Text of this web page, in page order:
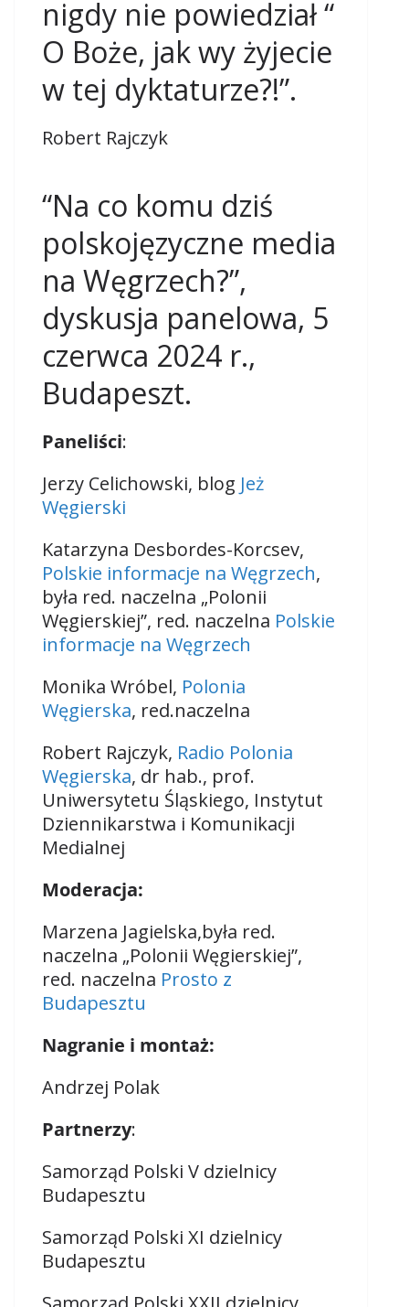
nigdy nie powiedział “
O Boże, jak wy żyjecie
w tej dyktaturze?!”.
Robert Rajczyk
“Na co komu dziś
polskojęzyczne media
na Węgrzech?”,
dyskusja panelowa, 5
czerwca 2024 r.,
Budapeszt.
Paneliści:
Jerzy Celichowski, blog Jeż
Węgierski
Katarzyna Desbordes-Korcsev,
Polskie informacje na Węgrzech,
była red. naczelna „Polonii
Węgierskiej”, red. naczelna Polskie
informacje na Węgrzech
Monika Wróbel, Polonia
Węgierska, red.naczelna
Robert Rajczyk, Radio Polonia
Węgierska, dr hab., prof.
Uniwersytetu Śląskiego, Instytut
Dziennikarstwa i Komunikacji
Medialnej
Moderacja:
Marzena Jagielska,była red.
naczelna „Polonii Węgierskiej”,
red. naczelna Prosto z
Budapesztu
Nagranie i montaż:
Andrzej Polak
Partnerzy:
Samorząd Polski V dzielnicy
Budapesztu
Samorząd Polski XI dzielnicy
Budapesztu